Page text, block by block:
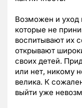
Возможен и уход
которые не
воспитывают их
открывают
своих детей.
или нет, никому
велика. К
выйти уже